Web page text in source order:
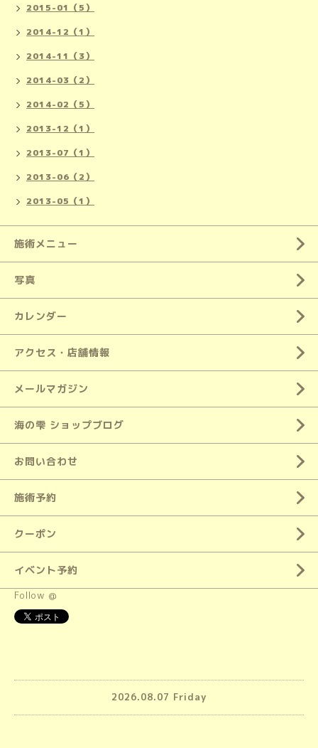
2015-01（5）
2014-12（1）
2014-11（3）
2014-03（2）
2014-02（5）
2013-12（1）
2013-07（1）
2013-06（2）
2013-05（1）
施術メニュー
写真
カレンダー
アクセス・店舗情報
メールマガジン
海の雫 ショップブログ
お問い合わせ
施術予約
クーポン
イベント予約
Follow @
2026.08.07 Friday